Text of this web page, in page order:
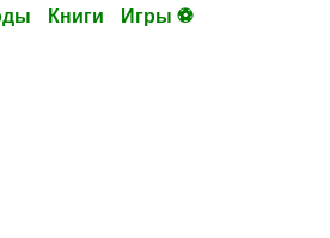
Книги Игры ⚽